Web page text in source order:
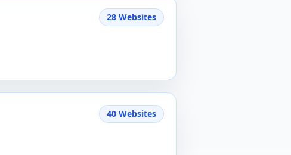
28 Websites
40 Websites